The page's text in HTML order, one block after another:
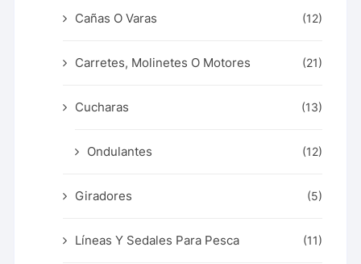
Cañas O Varas (12)
Carretes, Molinetes O Motores (21)
Cucharas (13)
Ondulantes (12)
Giradores (5)
Líneas Y Sedales Para Pesca (11)